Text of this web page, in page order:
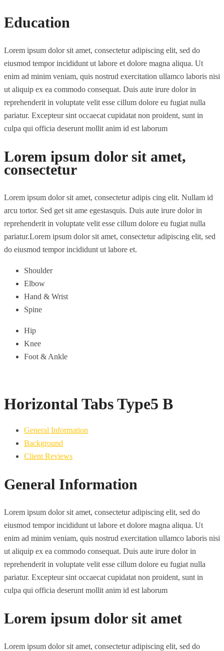
Education
Lorem ipsum dolor sit amet, consectetur adipiscing elit, sed do
eiusmod tempor incididunt ut labore et dolore magna aliqua. Ut
enim ad minim veniam, quis nostrud exercitation ullamco laboris nisi
ut aliquip ex ea commodo consequat. Duis aute irure dolor in
reprehenderit in voluptate velit esse cillum dolore eu fugiat nulla
pariatur. Excepteur sint occaecat cupidatat non proident, sunt in
culpa qui officia deserunt mollit anim id est laborum
Lorem ipsum dolor sit amet,
consectetur
Lorem ipsum dolor sit amet, consectetur adipis cing elit. Nullam id
arcu tortor. Sed get sit ame egestasquis. Duis aute irure dolor in
reprehenderit in voluptate velit esse cillum dolore eu fugiat nulla
pariatur.Lorem ipsum dolor sit amet, consectetur adipiscing elit, sed
do eiusmod tempor incididunt ut labore et.
Shoulder
Elbow
Hand & Wrist
Spine
Hip
Knee
Foot & Ankle
Horizontal Tabs Type5 B
General Information
Background
Client Reviews
General Information
Lorem ipsum dolor sit amet, consectetur adipiscing elit, sed do
eiusmod tempor incididunt ut labore et dolore magna aliqua. Ut
enim ad minim veniam, quis nostrud exercitation ullamco laboris nisi
ut aliquip ex ea commodo consequat. Duis aute irure dolor in
reprehenderit in voluptate velit esse cillum dolore eu fugiat nulla
pariatur. Excepteur sint occaecat cupidatat non proident, sunt in
culpa qui officia deserunt mollit anim id est laborum
Lorem ipsum dolor sit amet
Lorem ipsum dolor sit amet, consectetur adipiscing elit, sed do